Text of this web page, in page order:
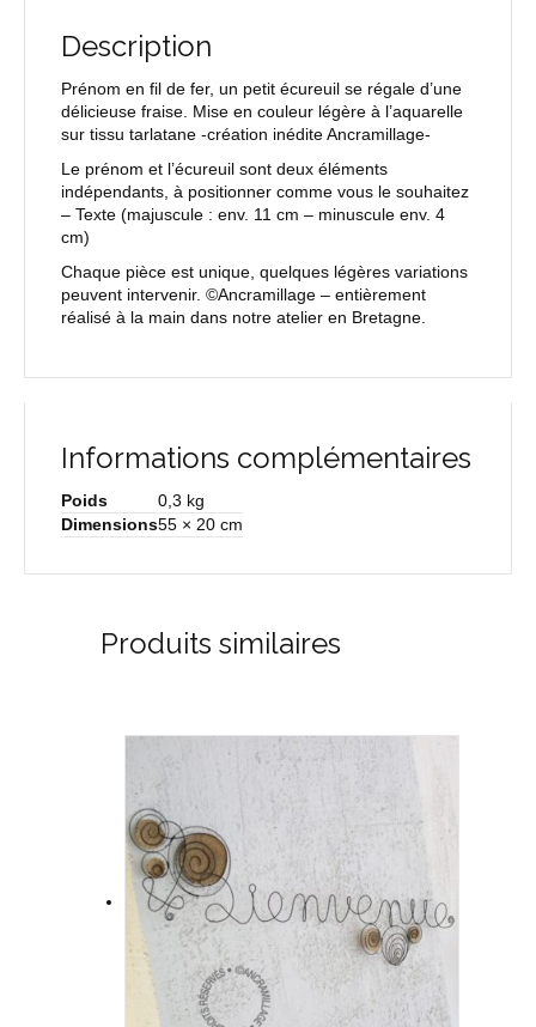
Description
Prénom en fil de fer, un petit écureuil se régale d’une
délicieuse fraise. Mise en couleur légère à l’aquarelle
sur tissu tarlatane -création inédite Ancramillage-
Le prénom et l’écureuil sont deux éléments
indépendants, à positionner comme vous le souhaitez
– Texte (majuscule : env. 11 cm – minuscule env. 4
cm)
Chaque pièce est unique, quelques légères variations
peuvent intervenir. ©Ancramillage – entièrement
réalisé à la main dans notre atelier en Bretagne.
Informations complémentaires
Poids
0,3 kg
Dimensions55 × 20 cm
Produits similaires